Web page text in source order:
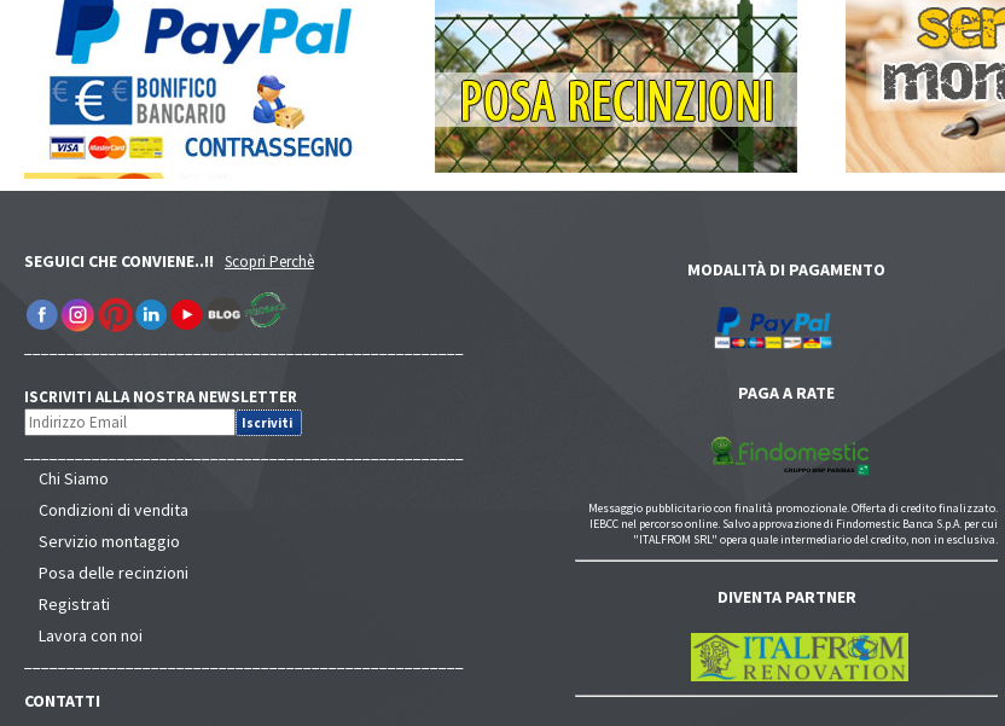
SEGUICI CHE CONVIENE..!! Scopri Perchè
ISCRIVITI ALLA NOSTRA NEWSLETTER
Chi Siamo
Condizioni di vendita
Servizio montaggio
Posa delle recinzioni
Registrati
Lavora con noi
CONTATTI
MODALITÀ DI PAGAMENTO
PAGA A RATE
Messaggio pubblicitario con finalità promozionale. Offerta di credito finalizzato.
IEBCC nel percorso online. Salvo approvazione di Findomestic Banca S.p.A. per cui
"ITALFROM SRL" opera quale intermediario del credito, non in esclusiva.
DIVENTA PARTNER